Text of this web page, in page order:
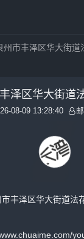
州市丰泽区华大街道
08-09 13:28:40
丰泽区华大街道法